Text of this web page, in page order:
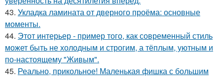
43. Укладка ламината от дверного проёма: основные
моменты.
44. Этот интерьер - пример того, как современный стиль
может быть не холодным и строгим, а тёплым, уютным и
по-настоящему "Живым".
45. Реально, прикольное! Маленькая фишка с большим